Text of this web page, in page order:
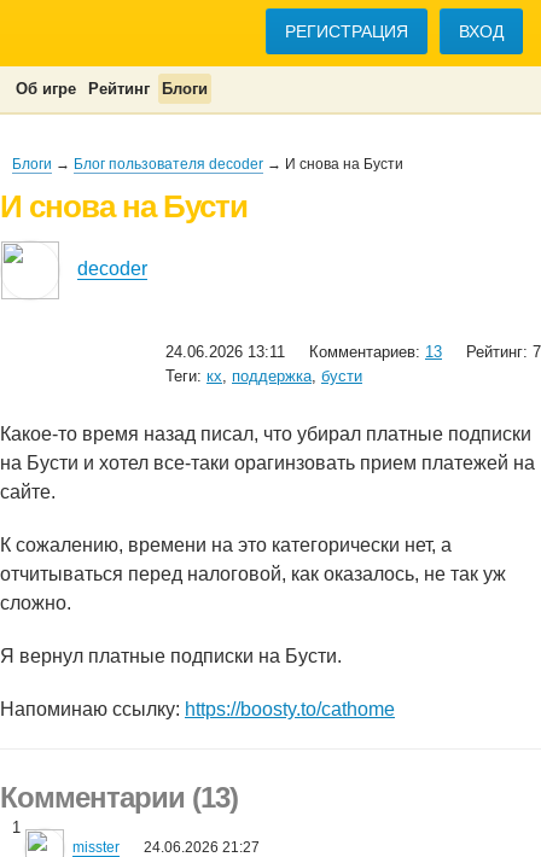
РЕГИСТРАЦИЯ ВХОД
Об игре Рейтинг Блоги
Блоги → Блог пользователя decoder → И снова на Бусти
И снова на Бусти
decoder
24.06.2026 13:11 Комментариев: 13
Рейтинг: 7
Теги: кх, поддержка, бусти
Какое-то время назад писал, что убирал платные подписки
на Бусти и хотел все-таки орагинзовать прием платежей на
сайте.
К сожалению, времени на это категорически нет, а
отчитываться перед налоговой, как оказалось, не так уж
сложно.
Я вернул платные подписки на Бусти.
Напоминаю ссылку: https://boosty.to/cathome
Комментарии (13)
1
misster 24.06.2026 21:27